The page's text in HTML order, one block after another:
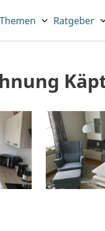
Themen Ratgeber